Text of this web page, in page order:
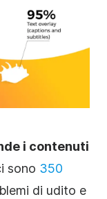
i contenuti
sono 350
di udito e